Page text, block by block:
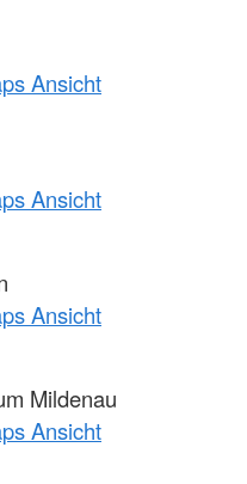
Ansicht
Ansicht
Ansicht
Mildenau
Ansicht